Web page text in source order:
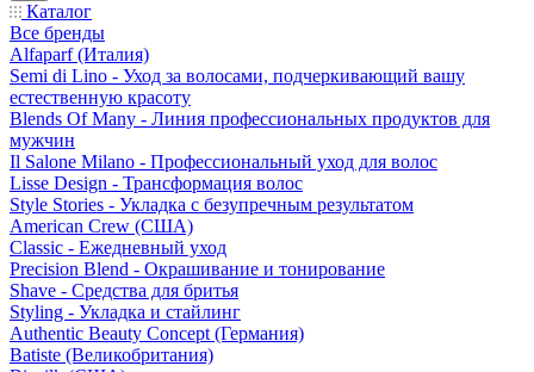
Каталог
Все бренды
Alfaparf (Италия)
Semi di Lino - Уход за волосами, подчеркивающий вашу
естественную красоту
Blends Of Many - Линия профессиональных продуктов для
мужчин
Il Salone Milano - Профессиональный уход для волос
Lisse Design - Трансформация волос
Style Stories - Укладка с безупречным результатом
American Crew (США)
Classic - Ежедневный уход
Precision Blend - Окрашивание и тонирование
Shave - Средства для бритья
Styling - Укладка и стайлинг
Authentic Beauty Concept (Германия)
Batiste (Великобритания)